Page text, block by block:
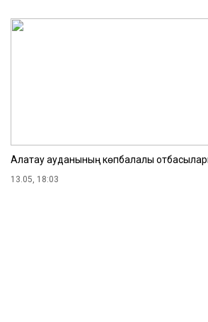
Алатау ауданының көпбалалы
13.05, 18:03